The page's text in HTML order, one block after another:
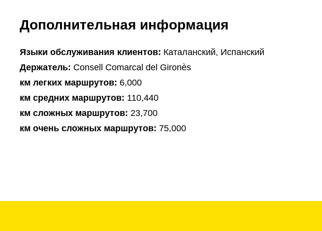
Дополнительная информация
Языки обслуживания клиентов: Каталанский, Испанский
Держатель: Consell Comarcal del Gironès
км легких маршрутов: 6,000
км средних маршрутов: 110,440
км сложных маршрутов: 23,700
км очень сложных маршрутов: 75,000